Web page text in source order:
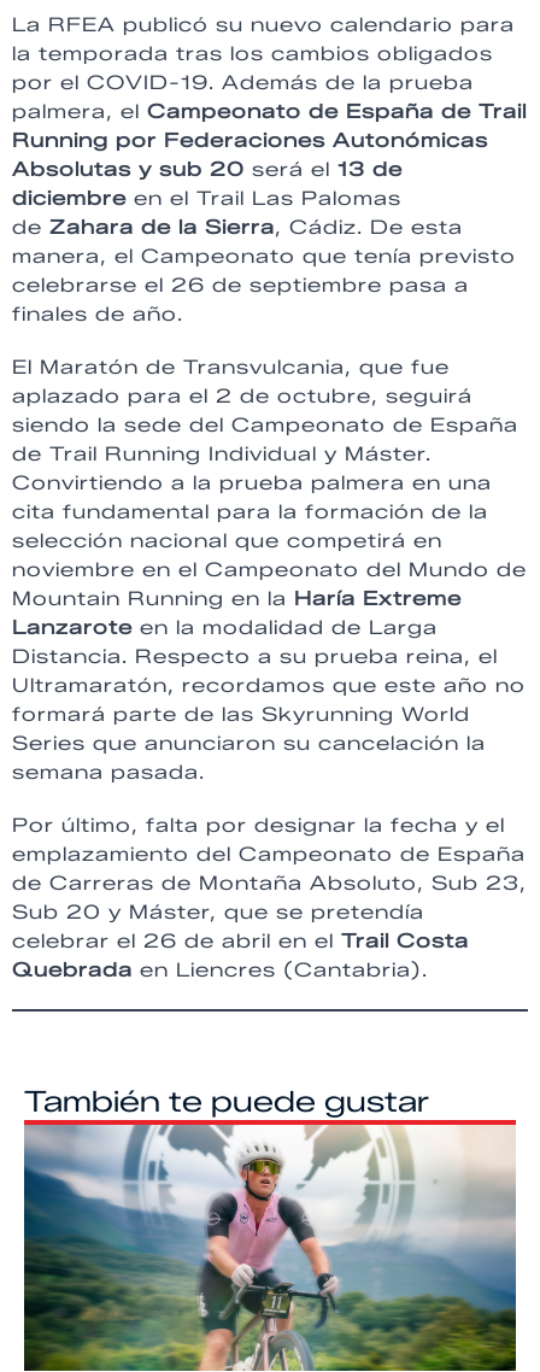
La RFEA publicó su nuevo calendario para
la temporada tras los cambios obligados
por el COVID-19. Además de la prueba
palmera, el Campeonato de España de Trail
Running por Federaciones Autonómicas
Absolutas y sub 20 será el 13 de
diciembre en el Trail Las Palomas
de Zahara de la Sierra, Cádiz. De esta
manera, el Campeonato que tenía previsto
celebrarse el 26 de septiembre pasa a
finales de año.
El Maratón de Transvulcania, que fue
aplazado para el 2 de octubre, seguirá
siendo la sede del Campeonato de España
de Trail Running Individual y Máster.
Convirtiendo a la prueba palmera en una
cita fundamental para la formación de la
selección nacional que competirá en
noviembre en el Campeonato del Mundo de
Mountain Running en la Haría Extreme
Lanzarote en la modalidad de Larga
Distancia. Respecto a su prueba reina, el
Ultramaratón, recordamos que este año no
formará parte de las Skyrunning World
Series que anunciaron su cancelación la
semana pasada.
Por último, falta por designar la fecha y el
emplazamiento del Campeonato de España
de Carreras de Montaña Absoluto, Sub 23,
Sub 20 y Máster, que se pretendía
celebrar el 26 de abril en el Trail Costa
Quebrada en Liencres (Cantabria).
También te puede gustar